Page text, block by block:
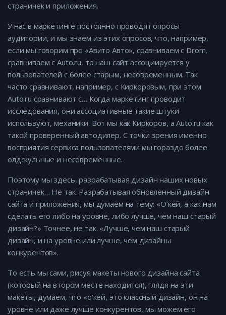
страничек и приложения.
У нас в маркетинге постоянно проводят опросы
аудитории, и мы знаем из этих опросов, что, например,
если мы говорим про «Авито Авто», сравниваем с Drom,
сравниваем с Auto.ru, то наш сайт ассоциируется у
пользователей с более старым, несовременным. Так
часто сравнивают, например, с Киркоровым, при этом
Auto.ru сравнивают с… Когда маркетинг проводит
исследования, они ассоциативные такие штуки
используют, механики. Вот мы как Киркоров, а Auto.ru как
такой проверенный автодилер. С точки зрения именно
восприятия сервиса пользователями мы гораздо более
олдскульные и несовременные.
Поэтому мы здесь, разрабатывая дизайн наших новых
страничек… Не так. Разрабатывая обновленный дизайн
сайта и приложения, мы думаем на тему: «О’кей, а как нам
сделать его либо на уровне, либо лучше, чем наш старый
дизайн?» Точнее, не так. «Лучше, чем наш старый
дизайн, и на уровне или лучше, чем дизайны
конкурентов».
То есть мы сами, рисуя макеты нового дизайна сайта
(который на втором месте находится), глядя на эти
макеты, думаем, что «о’кей, это классный дизайн, он на
уровне или даже лучше конкурентов, мы можем его